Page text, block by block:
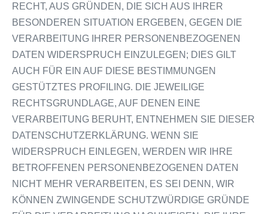
RECHT, AUS GRÜNDEN, DIE SICH AUS IHRER
BESONDEREN SITUATION ERGEBEN, GEGEN DIE
VERARBEITUNG IHRER PERSONENBEZOGENEN
DATEN WIDERSPRUCH EINZULEGEN; DIES GILT
AUCH FÜR EIN AUF DIESE BESTIMMUNGEN
GESTÜTZTES PROFILING. DIE JEWEILIGE
RECHTSGRUNDLAGE, AUF DENEN EINE
VERARBEITUNG BERUHT, ENTNEHMEN SIE DIESER
DATENSCHUTZERKLÄRUNG. WENN SIE
WIDERSPRUCH EINLEGEN, WERDEN WIR IHRE
BETROFFENEN PERSONENBEZOGENEN DATEN
NICHT MEHR VERARBEITEN, ES SEI DENN, WIR
KÖNNEN ZWINGENDE SCHUTZWÜRDIGE GRÜNDE